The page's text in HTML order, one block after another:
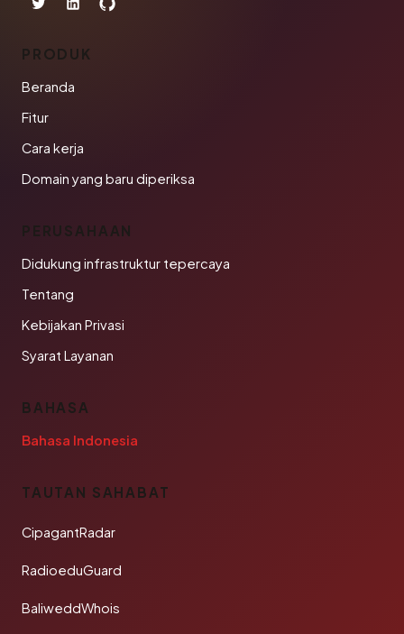
PRODUK
Beranda
Fitur
Cara kerja
Domain yang baru diperiksa
PERUSAHAAN
Didukung infrastruktur tepercaya
Tentang
Kebijakan Privasi
Syarat Layanan
BAHASA
Bahasa Indonesia
TAUTAN SAHABAT
CipagantRadar
RadioeduGuard
BaliweddWhois